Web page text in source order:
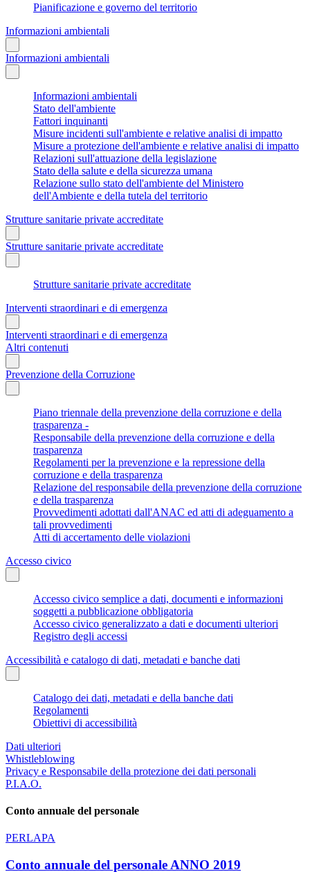
Pianificazione e governo del territorio
Informazioni ambientali
Informazioni ambientali
Informazioni ambientali
Stato dell'ambiente
Fattori inquinanti
Misure incidenti sull'ambiente e relative analisi di impatto
Misure a protezione dell'ambiente e relative analisi di impatto
Relazioni sull'attuazione della legislazione
Stato della salute e della sicurezza umana
Relazione sullo stato dell'ambiente del Ministero
dell'Ambiente e della tutela del territorio
Strutture sanitarie private accreditate
Strutture sanitarie private accreditate
Strutture sanitarie private accreditate
Interventi straordinari e di emergenza
Interventi straordinari e di emergenza
Altri contenuti
Prevenzione della Corruzione
Piano triennale della prevenzione della corruzione e della
trasparenza -
Responsabile della prevenzione della corruzione e della
trasparenza
Regolamenti per la prevenzione e la repressione della
corruzione e della trasparenza
Relazione del responsabile della prevenzione della corruzione
e della trasparenza
Provvedimenti adottati dall'ANAC ed atti di adeguamento a
tali provvedimenti
Atti di accertamento delle violazioni
Accesso civico
Accesso civico semplice a dati, documenti e informazioni
soggetti a pubblicazione obbligatoria
Accesso civico generalizzato a dati e documenti ulteriori
Registro degli accessi
Accessibilità e catalogo di dati, metadati e banche dati
Catalogo dei dati, metadati e della banche dati
Regolamenti
Obiettivi di accessibilità
Dati ulteriori
Whistleblowing
Privacy e Responsabile della protezione dei dati personali
P.I.A.O.
Conto annuale del personale
PERLAPA
Conto annuale del personale ANNO 2019